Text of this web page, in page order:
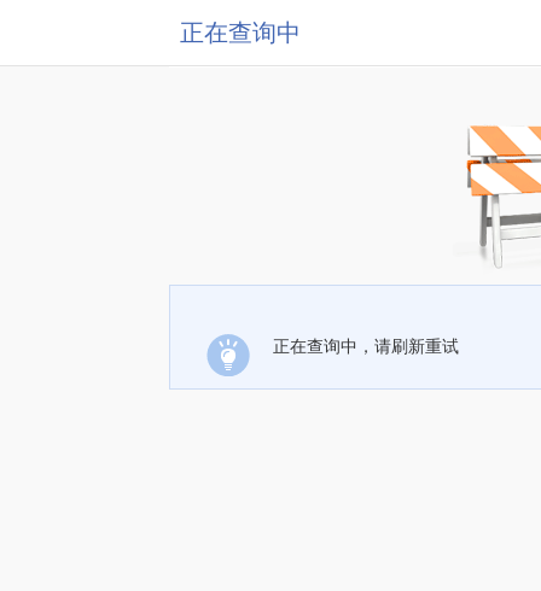
正在查询中
正在查询中，请刷新重试